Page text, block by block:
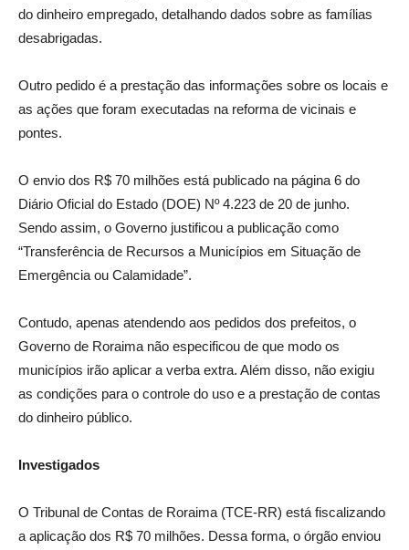
do dinheiro empregado, detalhando dados sobre as famílias
desabrigadas.
Outro pedido é a prestação das informações sobre os locais e
as ações que foram executadas na reforma de vicinais e
pontes.
O envio dos R$ 70 milhões está publicado na página 6 do
Diário Oficial do Estado (DOE) Nº 4.223 de 20 de junho.
Sendo assim, o Governo justificou a publicação como
“Transferência de Recursos a Municípios em Situação de
Emergência ou Calamidade”.
Contudo, apenas atendendo aos pedidos dos prefeitos, o
Governo de Roraima não especificou de que modo os
municípios irão aplicar a verba extra. Além disso, não exigiu
as condições para o controle do uso e a prestação de contas
do dinheiro público.
Investigados
O Tribunal de Contas de Roraima (TCE-RR) está fiscalizando
a aplicação dos R$ 70 milhões. Dessa forma, o órgão enviou